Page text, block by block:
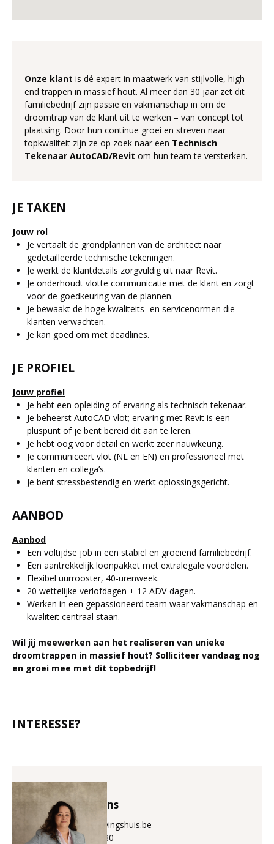
Onze klant is dé expert in maatwerk van stijlvolle, high-
end trappen in massief hout. Al meer dan 30 jaar zet dit
familiebedrijf zijn passie en vakmanschap in om de
droomtrap van de klant uit te werken – van concept tot
plaatsing. Door hun continue groei en streven naar
topkwaliteit zijn ze op zoek naar een Technisch
Tekenaar AutoCAD/Revit om hun team te versterken.
JE TAKEN
Jouw rol
Je vertaalt de grondplannen van de architect naar
gedetailleerde technische tekeningen.
Je werkt de klantdetails zorgvuldig uit naar Revit.
Je onderhoudt vlotte communicatie met de klant en zorgt
voor de goedkeuring van de plannen.
Je bewaakt de hoge kwaliteits- en servicenormen die
klanten verwachten.
Je kan goed om met deadlines.
JE PROFIEL
Jouw profiel
Je hebt een opleiding of ervaring als technisch tekenaar.
Je beheerst AutoCAD vlot; ervaring met Revit is een
pluspunt of je bent bereid dit aan te leren.
Je hebt oog voor detail en werkt zeer nauwkeurig.
Je communiceert vlot (NL en EN) en professioneel met
klanten en collega’s.
Je bent stressbestendig en werkt oplossingsgericht.
AANBOD
Aanbod
Een voltijdse job in een stabiel en groeiend familiebedrijf.
Een aantrekkelijk loonpakket met extralegale voordelen.
Flexibel uurrooster, 40-urenweek.
20 wettelijke verlofdagen + 12 ADV-dagen.
Werken in een gepassioneerd team waar vakmanschap en
kwaliteit centraal staan.
Wil jij meewerken aan het realiseren van unieke
droomtrappen in massief hout? Solliciteer vandaag nog
en groei mee met dit topbedrijf!
INTERESSE?
Annick Puystiens
annick@aanwervingshuis.be
+32 (0)56 225 880